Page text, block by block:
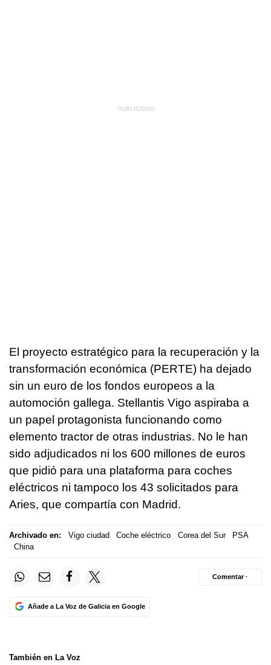
El proyecto estratégico para la recuperación y la
transformación económica (PERTE) ha dejado
sin un euro de los fondos europeos a la
automoción gallega. Stellantis Vigo aspiraba a
un papel protagonista funcionando como
elemento tractor de otras industrias. No le han
sido adjudicados ni los 600 millones de euros
que pidió para una plataforma para coches
eléctricos ni tampoco los 43 solicitados para
Aries, que compartía con Madrid.
Archivado en: Vigo ciudad Coche eléctrico Corea del Sur
PSA
China
Añade a La Voz de Galicia en Google
Comentar ·
También en La Voz